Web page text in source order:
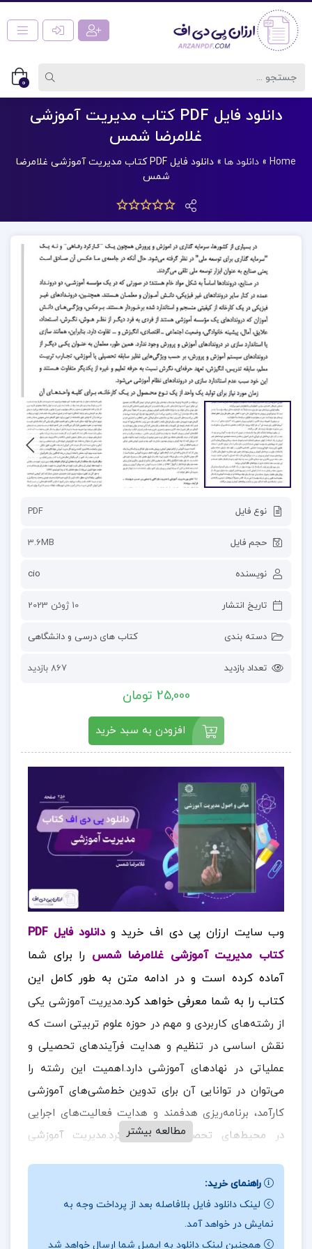
0
دانلود فایل PDF کتاب مدیریت آموزشی
غلامرضا شمس
Home
» دانلود ها »
دانلود فایل PDF کتاب مدیریت آموزشی غلامرضا
شمس
نوع فایل PDF
حجم فایل 3.6MB
نویسنده cio
تاریخ انتشار 10 ژوئن 2023
دسته بندی کتاب های درسی و دانشگاهی
تعداد بازدید 867 بازدید
25,000 تومان
افزودن به سبد خرید
وب سایت ارزان پی دی اف خرید و
دانلود فایل PDF
کتاب مدیریت آموزشی غلامرضا شمس را برای شما
آماده کرده است و در ادامه متن به طور کامل این
کتاب را به شما معرفی خواهد کرد.مدیریت آموزشی یکی
از رشته‌های کاربردی و مهم در حوزه علوم تربیتی است که
نقش اساسی در تنظیم و هدایت فرآیندهای تحصیلی و
عملیاتی در نهادهای آموزشی دارد.اهمیت این رشته را
می‌توان در توانایی آن برای تدوین خط‌مشی‌های آموزشی
کارآمد، برنامه‌ریزی هدفمند و هدایت فعالیت‌های اجرایی
در محیط‌های تحصیلی مشاهده کرد.مدیریت آموزشی
می‌کند، بلکه زمینه‌ای برای توسعه مهارت‌ها و ارتقای
بهره‌وری در نظام‌های آموزشی فراهم می‌آورد.در ادامه
همراهارزان پی دی اف
مطالعه بیشتر
راهنمای خرید:
لینک دانلود فایل بلافاصله بعد از پرداخت وجه به
نمایش در خواهد آمد.
همچنین لینک دانلود به ایمیل شما ارسال خواهد شد